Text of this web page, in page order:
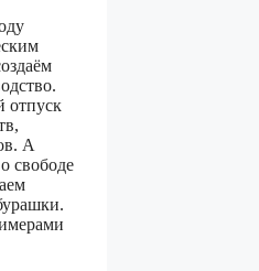
отпуск
А
свободе